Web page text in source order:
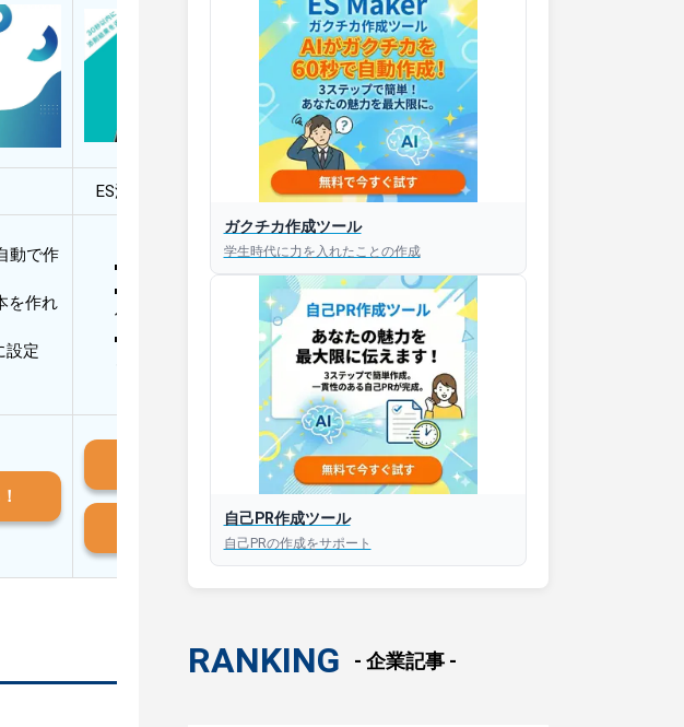
ES添削・面接対策アプリ【無料】
動で作
を作れ
設定
30秒以内にあなたのESを添削
30秒以内にあなただけのESを
作成
AIと対話して面接練習ができ
iOS版はこちら
Android版はこちら
ガクチカ作成ツール
学生時代に力を入れたことの作成
自己PR作成ツール
自己PRの作成をサポート
RANKING - 企業記事 -